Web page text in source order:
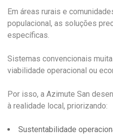
Em áreas rurais e
populacional, as soluções
específicas.
Sistemas convencionais
viabilidade operacional ou
Por isso, a Azimute San
à realidade local, priorizando:
Sustentabilidade